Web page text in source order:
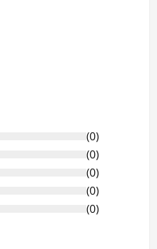
(0)
(0)
(0)
(0)
(0)